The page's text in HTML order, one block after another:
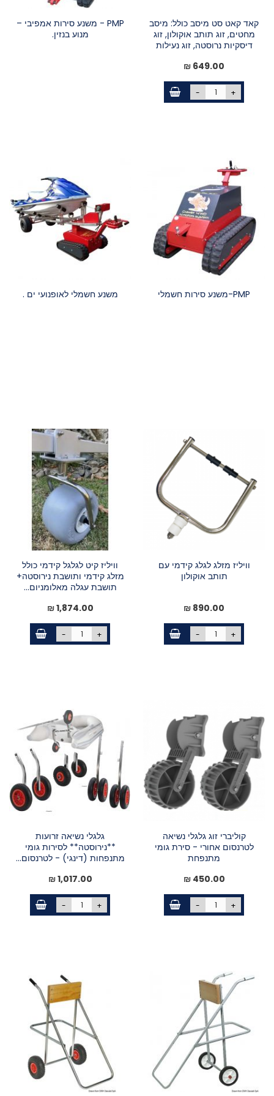
קאד קאט סט מיסב כולל: מיסב
מחטים, זוג תותב אוקולון, זוג
דיסקיות נרוסטה, זוג נעילות
649.00 ₪
- +
PMP - משנע סירות אמפיבי –
מנוע בנזין.
PMP-משנע סירות חשמלי משנע חשמלי לאופנועי ים .
וויליז מזלג לגלג קידמי עם
תותב אוקולון
890.00 ₪
- +
וויליז קיט לגלגל קידמי כולל
מזלג קידמי ותושבת נירוסטה+
תושבת עגלה מאלומניום...
1,874.00 ₪
- +
קוליברי זוג גלגלי נשיאה
לטרנסום אחורי - סירת גומי
מתנפחת
450.00 ₪
- +
גלגלי נשיאה זרועות
**נירוסטה** לסירות גומי
מתנפחות (דינגי) - לטרנסום...
1,017.00 ₪
- +